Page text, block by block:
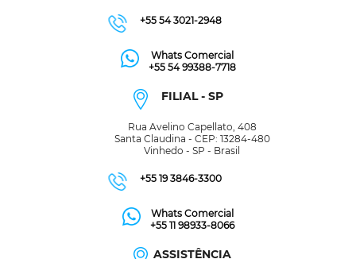
+55 54 3021-2948
Whats Comercial
+55 54 99388-7718
FILIAL - SP
Rua Avelino Capellato, 408
Santa Claudina - CEP: 13284-480
Vinhedo - SP - Brasil
+55 19 3846-3300
Whats Comercial
+55 11 98933-8066
ASSISTÊNCIA